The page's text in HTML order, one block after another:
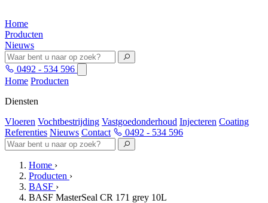
Home
Producten
Nieuws
0492 - 534 596
Home Producten
Diensten
Vloeren Vochtbestrijding Vastgoedonderhoud Injecteren Coating
Referenties Nieuws Contact 0492 - 534 596
Home ›
Producten ›
BASF ›
BASF MasterSeal CR 171 grey 10L